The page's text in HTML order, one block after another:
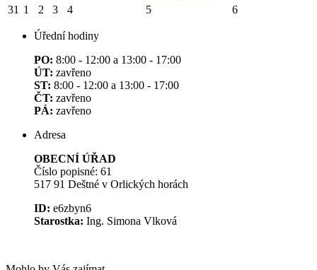
31 1 2 3 4 5 6
Úřední hodiny
PO: 8:00 - 12:00 a 13:00 - 17:00
ÚT: zavřeno
ST: 8:00 - 12:00 a 13:00 - 17:00
ČT: zavřeno
PÁ: zavřeno
Adresa
OBECNÍ ÚŘAD
Číslo popisné: 61
517 91 Deštné v Orlických horách
ID: e6zbyn6
Starostka: Ing. Simona Vlková